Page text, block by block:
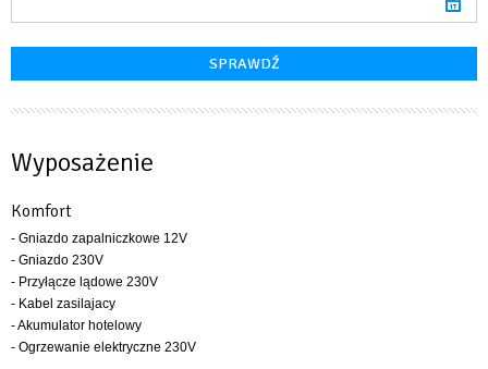
Wyposażenie
Komfort
- Gniazdo zapalniczkowe 12V
- Gniazdo 230V
- Przyłącze lądowe 230V
- Kabel zasilajacy
- Akumulator hotelowy
- Ogrzewanie elektryczne 230V